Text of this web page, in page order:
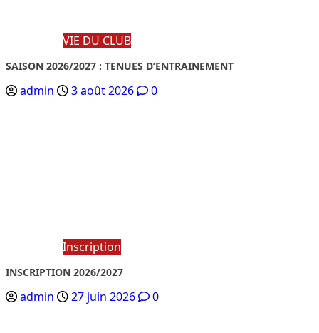
VIE DU CLUB
SAISON 2026/2027 : TENUES D’ENTRAINEMENT
admin 3 août 2026 0
Inscription
INSCRIPTION 2026/2027
admin 27 juin 2026 0